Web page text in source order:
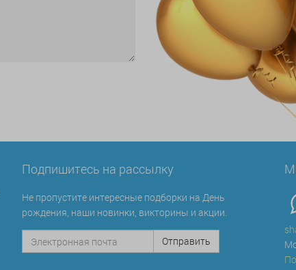
Подпишитесь на рассылку
Не пропустите интересные подборки на День
рождения, наши новинки, викторины и акции.